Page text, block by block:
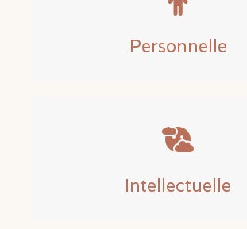
Personnelle
Intellectuelle